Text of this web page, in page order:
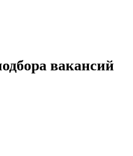
вакансий